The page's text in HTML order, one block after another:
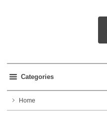
Categories
Home